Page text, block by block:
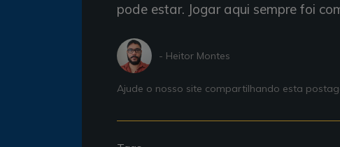
pode estar. Jogar aqui sempre foi
- Heitor Montes
Ajude o nosso site compartilhando esta